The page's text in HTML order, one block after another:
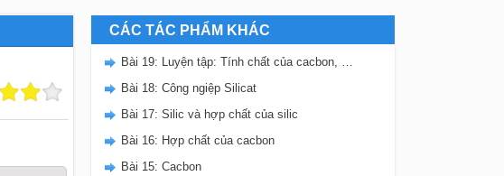
CÁC TÁC PHẨM KHÁC
Bài 19: Luyện tập: Tính chất của cacbon, silic và các hợp chất của chúng
Bài 18: Công ngiệp Silicat
Bài 17: Silic và hợp chất của silic
Bài 16: Hợp chất của cacbon
Bài 15: Cacbon